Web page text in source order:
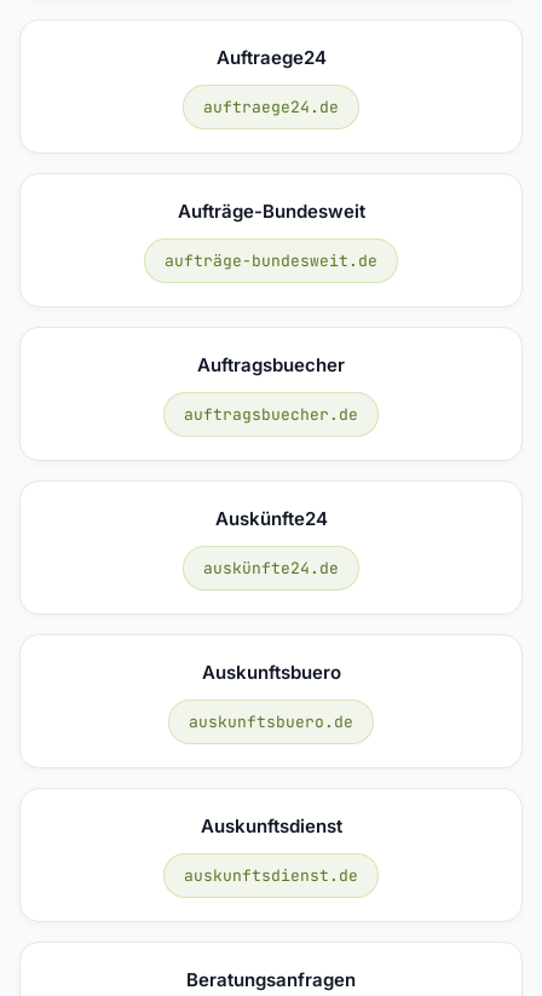
Auftraege24
auftraege24.de
Aufträge-Bundesweit
aufträge-bundesweit.de
Auftragsbuecher
auftragsbuecher.de
Auskünfte24
auskünfte24.de
Auskunftsbuero
auskunftsbuero.de
Auskunftsdienst
auskunftsdienst.de
Beratungsanfragen